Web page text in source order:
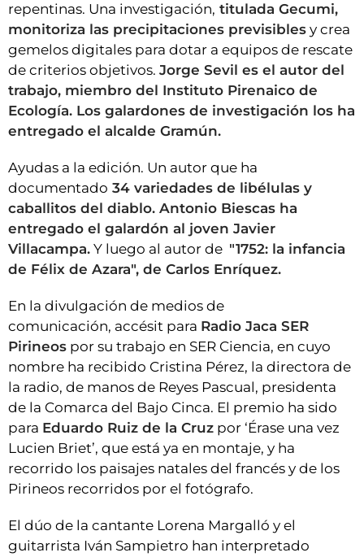
repentinas. Una investigación, titulada Gecumi,
monitoriza las precipitaciones previsibles y crea
gemelos digitales para dotar a equipos de rescate
de criterios objetivos. Jorge Sevil es el autor del
trabajo, miembro del Instituto Pirenaico de
Ecología. Los galardones de investigación los ha
entregado el alcalde Gramún.
Ayudas a la edición. Un autor que ha
documentado 34 variedades de libélulas y
caballitos del diablo. Antonio Biescas ha
entregado el galardón al joven Javier
Villacampa. Y luego al autor de "1752: la infancia
de Félix de Azara", de Carlos Enríquez.
En la divulgación de medios de
comunicación, accésit para Radio Jaca SER
Pirineos por su trabajo en SER Ciencia, en cuyo
nombre ha recibido Cristina Pérez, la directora de
la radio, de manos de Reyes Pascual, presidenta
de la Comarca del Bajo Cinca. El premio ha sido
para Eduardo Ruiz de la Cruz por ‘Érase una vez
Lucien Briet’, que está ya en montaje, y ha
recorrido los paisajes natales del francés y de los
Pirineos recorridos por el fotógrafo.
El dúo de la cantante Lorena Margalló y el
guitarrista Iván Sampietro han interpretado